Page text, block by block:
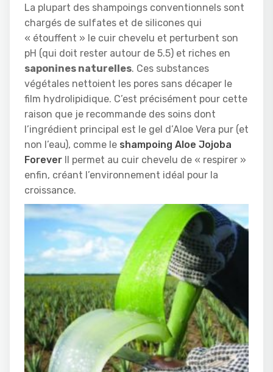
La plupart des shampoings conventionnels sont
chargés de sulfates et de silicones qui
« étouffent » le cuir chevelu et perturbent son
pH (qui doit rester autour de 5.5) et riches en
saponines naturelles. Ces substances
végétales nettoient les pores sans décaper le
film hydrolipidique. C’est précisément pour cette
raison que je recommande des soins dont
l’ingrédient principal est le gel d’Aloe Vera pur (et
non l’eau), comme le shampoing Aloe Jojoba
Forever Il permet au cuir chevelu de « respirer »
enfin, créant l’environnement idéal pour la
croissance.